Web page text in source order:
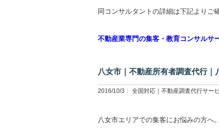
同コンサルタントの詳細は下記よりご
不動産業専門の集客・教育コンサルサ
八女市｜不動産所有者調査代行｜
2016/10/3 全国対応｜不動産調査代行サー
八女市エリアでの集客にお悩みの方へ